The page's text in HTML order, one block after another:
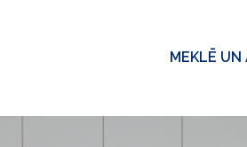
MEKLĒ UN